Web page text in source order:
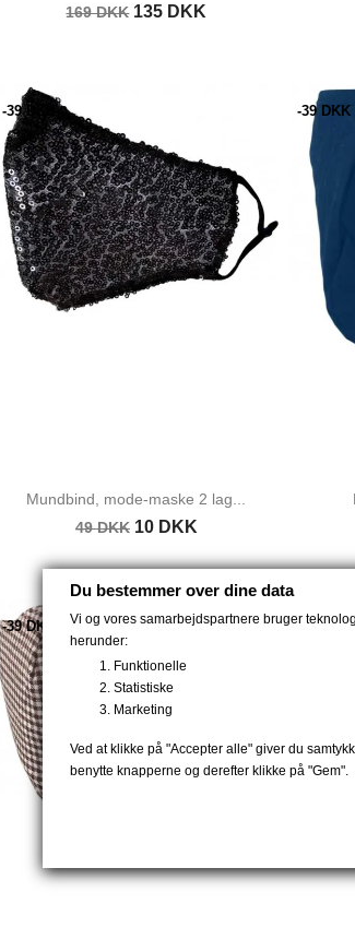
169 DKK 135 DKK
Mundbind, mode-maske 2 lag...
49 DKK 10 DKK
-39 DKK -39 DKK
-39 DKK
Du bestemmer over dine data
Vi og vores samarbejdspartnere bruger
herunder:
Funktionelle
Statistiske
Marketing
Ved at klikke på "Accepter alle" giver du
benytte knapperne og derefter klikke på "Gem".